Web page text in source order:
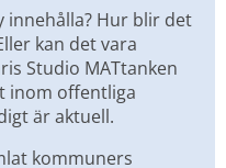
innehålla? Hur blir det
kan det vara
Studio MATtanken
inom offentliga
är aktuell.